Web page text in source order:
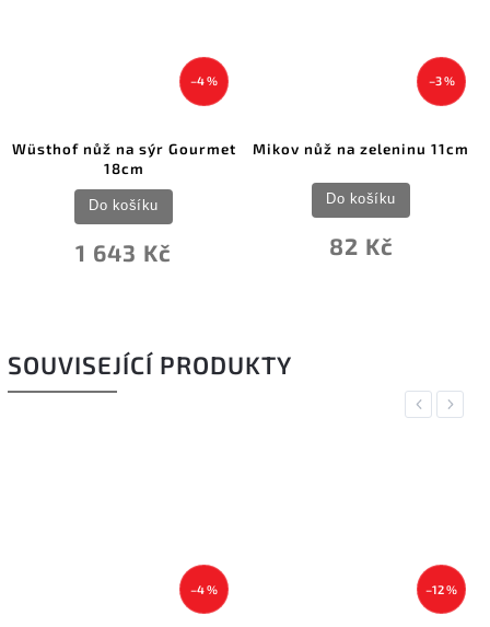
na sýr Gourmet
Mikov nůž na zeleninu 11cm
Wüsthof
SOUVISEJÍCÍ PRODUKTY
Previous
–4 % –12 %
Next